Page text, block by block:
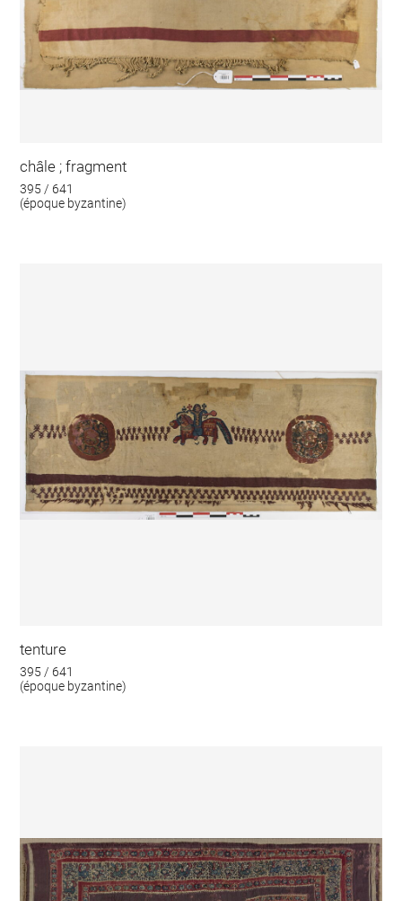
châle ; fragment
395 / 641
(époque byzantine)
tenture
395 / 641
(époque byzantine)